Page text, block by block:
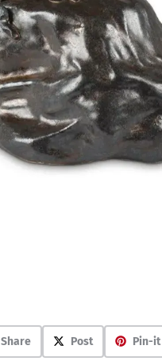
Share Post Pin-it